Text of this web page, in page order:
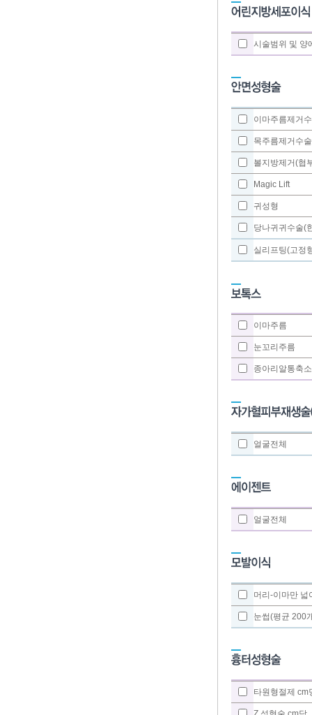
시술범위 및 양
이마주름제거
목주름제거수술
볼지방제거(협
Magic Lift
귀성형
당나귀귀수술(
실리프팅(고정
이마주름
눈꼬리주름
종아리알통축소
얼굴전체
얼굴전체
머리-이마만 넓
눈썹(평균 200
타원형절제 cm